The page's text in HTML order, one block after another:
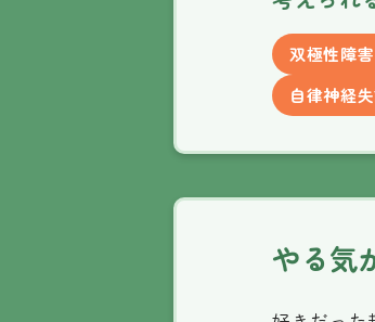
双極性障
自律神経
やる気